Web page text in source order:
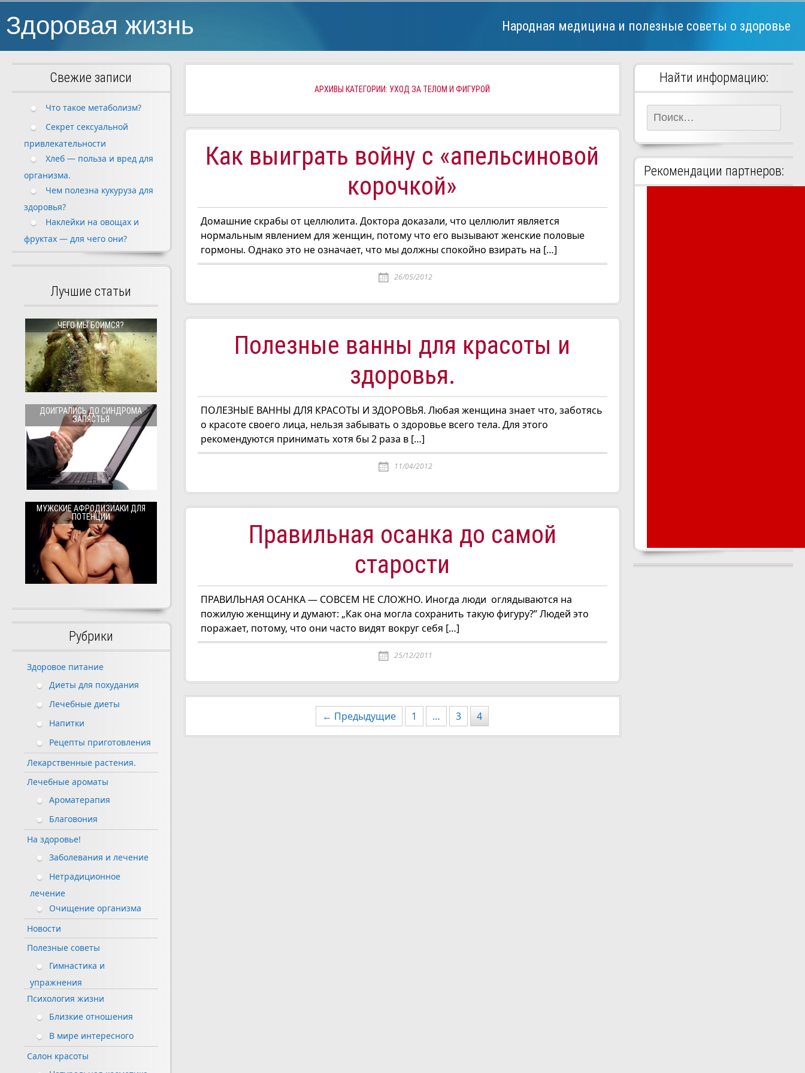
Здоровая жизнь Народная медицина и полезные советы о здоровье
АРХИВЫ КАТЕГОРИИ: УХОД ЗА ТЕЛОМ И ФИГУРОЙ
Как выиграть войну с «апельсиновой
корочкой»
Домашние скрабы от целлюлита. Доктора доказали, что целлюлит является
нормальным явлением для женщин, потому что его вызывают женские половые
гормоны. Однако это не означает, что мы должны спокойно взирать на […]
26/05/2012
Полезные ванны для красоты и
здоровья.
ПОЛЕЗНЫЕ ВАННЫ ДЛЯ КРАСОТЫ И ЗДОРОВЬЯ. Любая женщина знает что, заботясь
о красоте своего лица, нельзя забывать о здоровье всего тела. Для этого
рекомендуются принимать хотя бы 2 раза в […]
11/04/2012
Правильная осанка до самой
старости
ПРАВИЛЬНАЯ ОСАНКА — СОВСЕМ НЕ СЛОЖНО. Иногда люди оглядываются на
пожилую женщину и думают: „Как она могла сохранить такую фигуру?” Людей это
поражает, потому, что они часто видят вокруг себя […]
25/12/2011
по
← Предыдущие 1 … 3 4
Свежие записи
Что такое метаболизм?
Секрет сексуальной
привлекательности
Хлеб — польза и вред для
организма.
Чем полезна кукуруза для
здоровья?
Наклейки на овощах и
фруктах — для чего они?
Лучшие статьи
ЧЕГО МЫ БОИМСЯ?
ДОИГРАЛИСЬ ДО СИНДРОМА
ЗАПЯСТЬЯ
МУЖСКИЕ АФРОДИЗИАКИ ДЛЯ
ПОТЕНЦИИ
Рубрики
Здоровое питание
Диеты для похудания
Лечебные диеты
Напитки
Рецепты приготовления
Лекарственные растения.
Лечебные ароматы
Ароматерапия
Благовония
На здоровье!
Заболевания и лечение
Нетрадиционное
лечение
Очищение организма
Новости
Полезные советы
Гимнастика и
упражнения
Психология жизни
Близкие отношения
В мире интересного
Салон красоты
Найти информацию:
Рекомендации партнеров: